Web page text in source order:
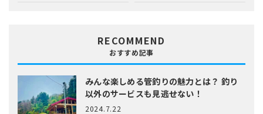
RECOMMEND
おすすめ記事
みんな楽しめる管釣りの魅力とは？ 釣り
以外のサービスも見逃せない！
2024.7.22